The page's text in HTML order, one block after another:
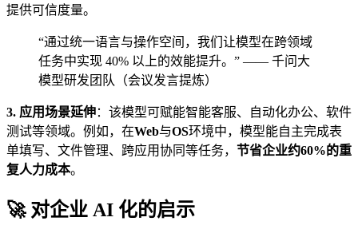
提供可信度量。
“通过统一语言与操作空间，我们让模型在跨领域
任务中实现 40% 以上的效能提升。” —— 千问大
模型研发团队（会议发言提炼）
3. 应用场景延伸：该模型可赋能智能客服、自动化办公、软件
测试等领域。例如，在Web与OS环境中，模型能自主完成表
单填写、文件管理、跨应用协同等任务， 节省企业约60%的重
复人力成本。
🚀 对企业 AI 化的启示